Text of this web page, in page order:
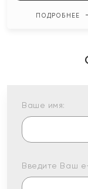
ПОДРОБНЕЕ
Ваше имя:
Введите Ваш